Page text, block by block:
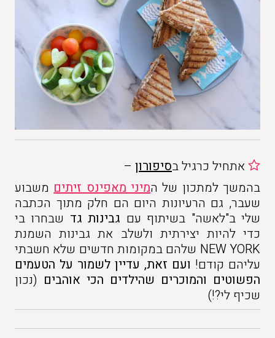
אתחיל כרגיל בסיפורון –
בהמשך למתכון של המיני מאפינס זיתים משבוע
שעבר, גם הרעיונות היום הם חלק מתוך הכתבה
שלי ב"לאשה" בשיתוף עם גבינות גד שבחרו בי
כדי להיות יצירתית ולשלב את גבינות השמנת
NEW YORK שלהם במקומות חדשים שלא חשבתי
עליהם קודם! ועם זאת, עדיין לשמור על הטעמים
הפשוטים והמוכרים שהילדים הכי אוהבים (נכון
שכיף לי?!)